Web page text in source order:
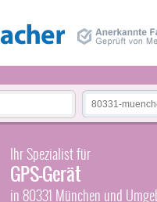
Ihr Spezialist für
GPS-Gerät
in 80331 München und